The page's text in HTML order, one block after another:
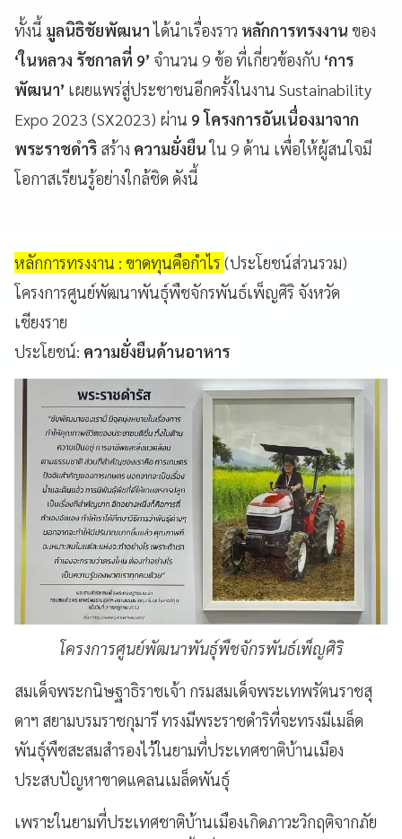
ทั้งนี้ มูลนิธิชัยพัฒนาได้นำเรื่องราว หลักการทรงงาน ของ
‘ในหลวง รัชกาลที่ 9’ จำนวน 9 ข้อ ที่เกี่ยวข้องกับ ‘การ
พัฒนา’ เผยแพร่สู่ประชาชนอีกครั้งในงาน Sustainability
Expo 2023 (SX2023) ผ่าน 9 โครงการอันเนื่องมาจาก
พระราชดำริ สร้าง ความยั่งยืนใน 9 ด้าน เพื่อให้ผู้สนใจมี
โอกาสเรียนรู้อย่างใกล้ชิด ดังนี้
หลักการทรงงาน : ขาดทุนคือกำไร (ประโยชน์ส่วนรวม)
โครงการศูนย์พัฒนาพันธุ์พืชจักรพันธ์เพ็ญศิริ จังหวัด
เชียงราย
ประโยชน์: ความยั่งยืนด้านอาหาร
โครงการศูนย์พัฒนาพันธุ์พืชจักรพันธ์เพ็ญศิริ
สมเด็จพระกนิษฐาธิราชเจ้า กรมสมเด็จพระเทพรัตนราชสุ
ดาฯ สยามบรมราชกุมารี ทรงมีพระราชดำริที่จะทรงมีเมล็ด
พันธุ์พืชสะสมสำรองไว้ในยามที่ประเทศชาติบ้านเมือง
ประสบปัญหาขาดแคลนเมล็ดพันธุ์
เพราะในยามที่ประเทศชาติบ้านเมืองเกิดภาวะวิกฤติจากภัย